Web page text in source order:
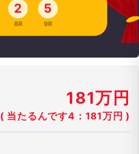
2
8R
5
9R
181万円
( 当たるんです4：181万円 )